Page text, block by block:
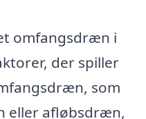
omfangsdræn i
der spiller
som
eller afløbsdræn,